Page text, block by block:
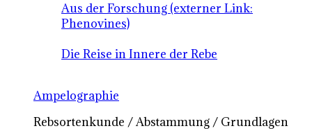
Aus der Forschung (externer Link:
Phenovines)
Die Reise in Innere der Rebe
Ampelographie
Rebsortenkunde / Abstammung / Grundlagen